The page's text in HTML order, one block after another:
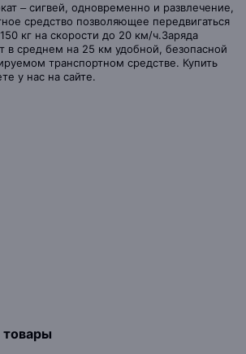
– сигвей, одновременно и развлечение,
средство позволяющее передвигаться
кг на скорости до 20 км/ч.Заряда
в среднем на 25 км удобной, безопасной
транспортном средстве. Купить
у нас на сайте.